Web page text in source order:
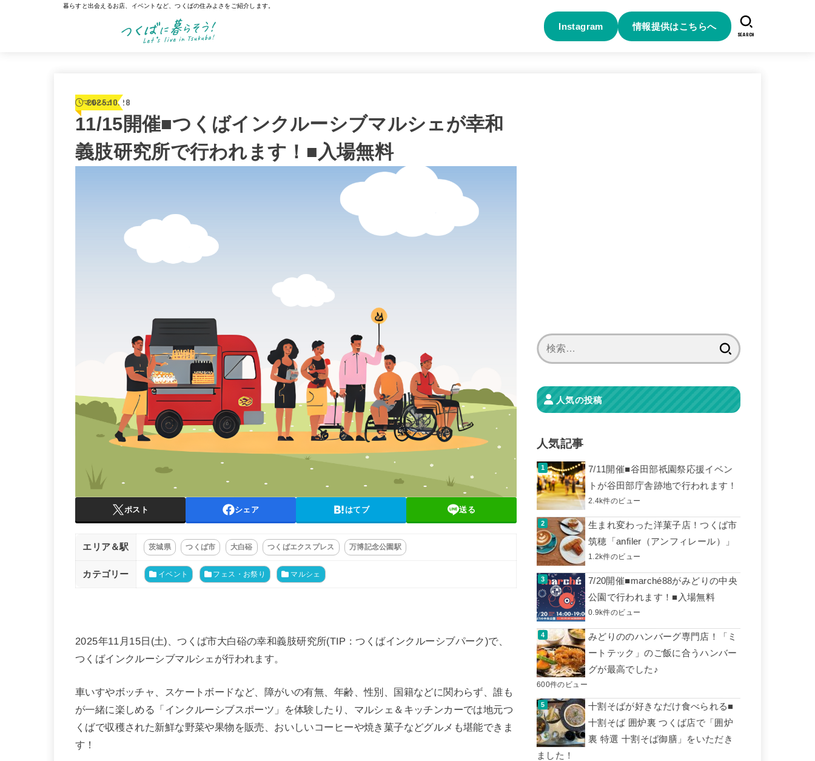
暮らすと出会えるお店、イベントなど、つくばの住みよさをご紹介します。
Instagram 情報提供はこちらへ
SEARCH
マルシェ
2025.10.28
11/15開催■つくばインクルーシブマルシェが幸和
義肢研究所で行われます！■入場無料
ポスト シェア はてブ 送る
エリア＆駅 茨城県 つくば市 大白硲 つくばエクスプレス 万博記念公園駅
カテゴリー イベント フェス・お祭り マルシェ
2025年11月15日(土)、つくば市大白硲の幸和義肢研究所(TIP：つくばインクルーシブパーク)で、
つくばインクルーシブマルシェが行われます。
車いすやボッチャ、スケートボードなど、障がいの有無、年齢、性別、国籍などに関わらず、誰も
が一緒に楽しめる「インクルーシブスポーツ」を体験したり、マルシェ＆キッチンカーでは地元つ
くばで収穫された新鮮な野菜や果物を販売、おいしいコーヒーや焼き菓子などグルメも堪能できま
す！
人気の投稿
人気記事
7/11開催■谷田部祇園祭応援イベン
トが谷田部庁舎跡地で行われます！
2.4k件のビュー
生まれ変わった洋菓子店！つくば市
筑穂「anfiler（アンフィレール）」
1.2k件のビュー
7/20開催■marché88がみどりの中央
公園で行われます！■入場無料
0.9k件のビュー
みどりののハンバーグ専門店！「ミ
ートテック」のご飯に合うハンバー
グが最高でした♪
600件のビュー
十割そばが好きなだけ食べられる■
十割そば 囲炉裏 つくば店で「囲炉
裏 特選 十割そば御膳」をいただき
ました！